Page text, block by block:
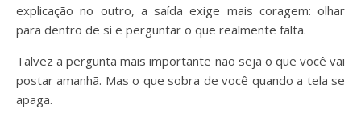
explicação no outro, a saída exige mais coragem: olhar
para dentro de si e perguntar o que realmente falta.
Talvez a pergunta mais importante não seja o que você vai
postar amanhã. Mas o que sobra de você quando a tela se
apaga.